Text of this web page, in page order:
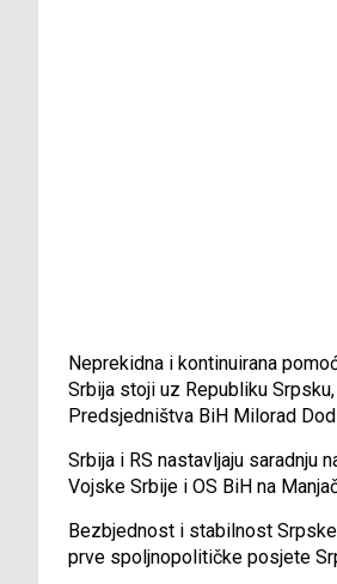
Neprekidna i kontinuirana
Srbija stoji uz Republiku
Predsjedništva BiH Milorad
Srbija i RS nastavljaju saradnju
Vojske Srbije i OS BiH na
Bezbjednost i stabilnost
prve spoljnopolitičke posjete